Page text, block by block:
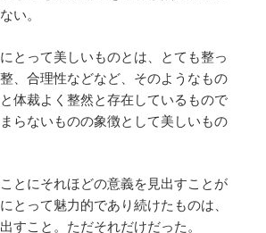
い。
とって美しいものとは、とても整っ
、合理性などなど、そのようなもの
体裁よく整然と存在しているもので
らないものの象徴として美しいもの
とにそれほどの意義を見出すことが
とって魅力的であり続けたものは、
すこと。ただそれだけだった。